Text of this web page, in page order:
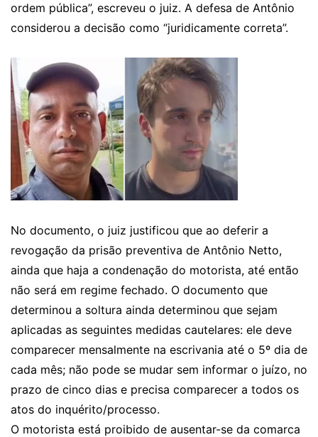
ordem pública”, escreveu o juiz. A defesa de Antônio
considerou a decisão como “juridicamente correta”.
No documento, o juiz justificou que ao deferir a
revogação da prisão preventiva de Antônio Netto,
ainda que haja a condenação do motorista, até então
não será em regime fechado. O documento que
determinou a soltura ainda determinou que sejam
aplicadas as seguintes medidas cautelares: ele deve
comparecer mensalmente na escrivania até o 5º dia de
cada mês; não pode se mudar sem informar o juízo, no
prazo de cinco dias e precisa comparecer a todos os
atos do inquérito/processo.
O motorista está proibido de ausentar-se da comarca